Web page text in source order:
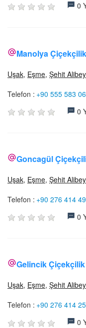
0
Manolya Çiçekçilik
Uşak, Eşme, Şehit
Telefon : +90 555 583
0
Goncagül
Uşak, Eşme, Şehit
Telefon : +90 276 414
0
Gelincik Çiçekçilik
Uşak, Eşme, Şehit
Telefon : +90 276 414
0